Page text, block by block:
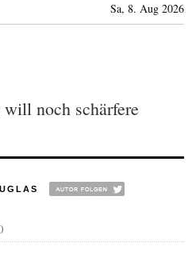
Sa, 8. Aug 2026
noch schärfere